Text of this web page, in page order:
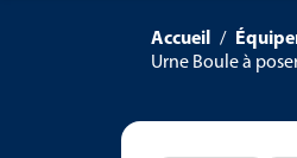
Accueil
Urne Boule à